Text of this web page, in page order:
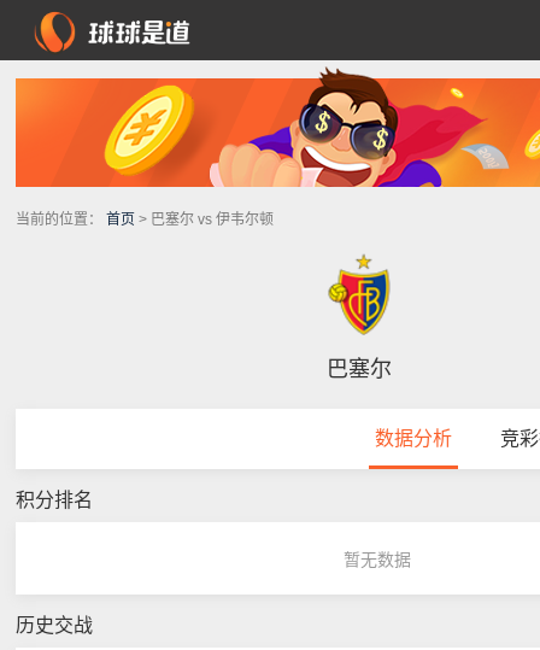
当前的位置： 首页 > 巴塞尔 vs 伊韦尔顿
巴塞尔
数据分析 竞
积分排名
暂无数据
历史交战